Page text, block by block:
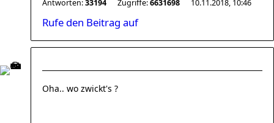
Antworten:33194 Zugriffe:6631698 10.11.2018, 10:46
Rufe den Beitrag auf
Oha.. wo zwickt's ?